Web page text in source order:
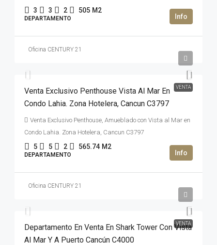
3 3 2 505 M2
DEPARTAMENTO
Oficina CENTURY 21
VENTA
Venta Exclusivo Penthouse Vista Al Mar En
Condo Lahia. Zona Hotelera, Cancun C3797
Venta Exclusivo Penthouse, Amueblado con Vista al Mar en
Condo Lahia. Zona Hotelera, Cancun C3797
5 5 2 565.74 M2
DEPARTAMENTO
Oficina CENTURY 21
VENTA
Departamento En Venta En Shark Tower Con Vista
Al Mar Y A Puerto Cancún C4000